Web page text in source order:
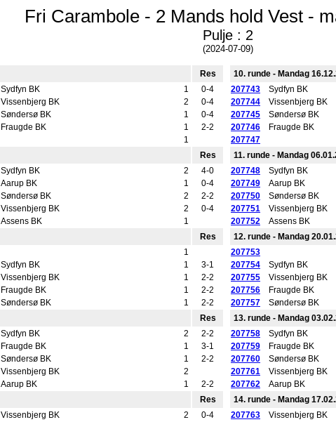
Fri Carambole - 2 Mands hold Vest -
Pulje : 2
(2024-07-09)
Res 10. runde - Mandag
Sydfyn BK 1 0-4 207743 Sydfyn BK
Vissenbjerg BK 2 0-4 207744 Vissenbjerg BK
Søndersø BK 1 0-4 207745 Søndersø BK
Fraugde BK 1 2-2 207746 Fraugde BK
1 207747
Res 11. runde - Mandag
Sydfyn BK 2 4-0 207748 Sydfyn BK
Aarup BK 1 0-4 207749 Aarup BK
Søndersø BK 2 2-2 207750 Søndersø BK
Vissenbjerg BK 2 0-4 207751 Vissenbjerg BK
Assens BK 1 207752 Assens BK
Res 12. runde - Mandag
1 207753
Sydfyn BK 1 3-1 207754 Sydfyn BK
Vissenbjerg BK 1 2-2 207755 Vissenbjerg BK
Fraugde BK 1 2-2 207756 Fraugde BK
Søndersø BK 1 2-2 207757 Søndersø BK
Res 13. runde - Mandag
Sydfyn BK 2 2-2 207758 Sydfyn BK
Fraugde BK 1 3-1 207759 Fraugde BK
Søndersø BK 1 2-2 207760 Søndersø BK
Vissenbjerg BK 2 207761 Vissenbjerg BK
Aarup BK 1 2-2 207762 Aarup BK
Res 14. runde - Mandag
Vissenbjerg BK 2 0-4 207763 Vissenbjerg BK